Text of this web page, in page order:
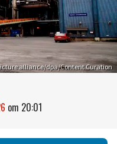
alliance/dpa/Content Curation
om 20:01